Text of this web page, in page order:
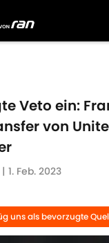
Veto ein:
von
| 1. Feb. 2023
uns als bevorzugte